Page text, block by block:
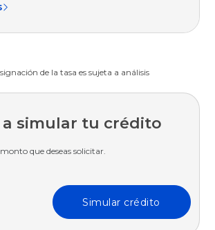
de la tasa es sujeta a análisis
a simular tu crédito
que deseas solicitar.
Simular crédito